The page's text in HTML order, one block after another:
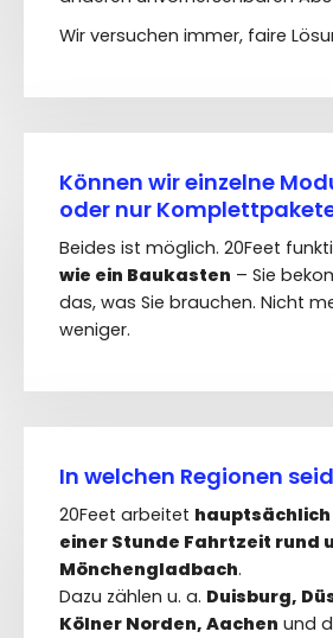
Wir versuchen immer, faire
Können wir einzelne
oder nur
Beides ist möglich. 20Feet
wie ein Baukasten – Sie
das, was Sie brauchen. Nicht
weniger.
In welchen Regionen
20Feet arbeitet
einer Stunde Fahrtzeit rund
Mönchengladbach.
Dazu zählen u. a. Duisburg,
Kölner Norden, Aachen und